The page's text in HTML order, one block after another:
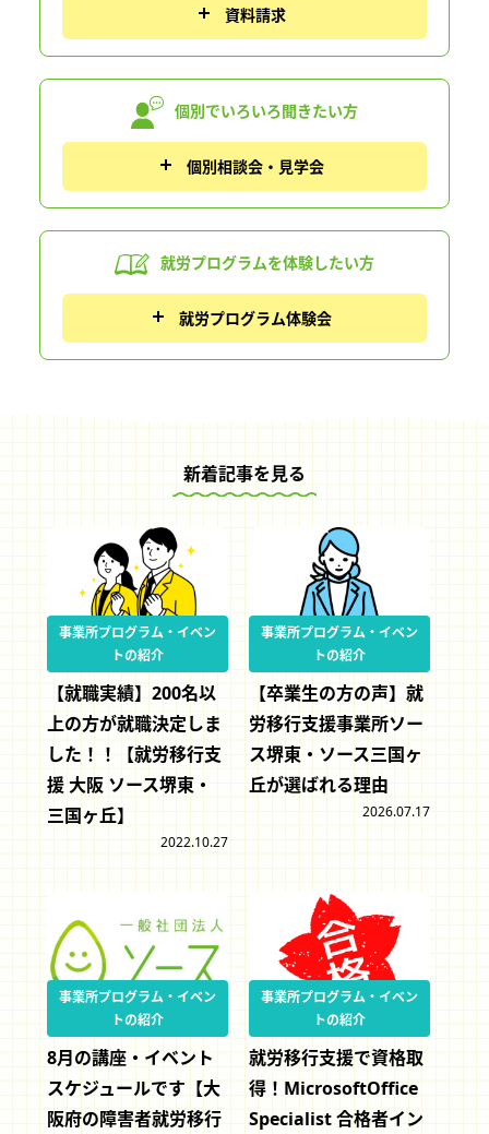
資料請求
個別でいろいろ聞きたい方
個別相談会・見学会
就労プログラムを体験したい方
就労プログラム体験会
新着記事を見る
事業所プログラム・イベン
トの紹介
【就職実績】200名以
上の方が就職決定しま
した！！【就労移行支
援 大阪 ソース堺東・
三国ヶ丘】
2022.10.27
事業所プログラム・イベン
トの紹介
【卒業生の方の声】就
労移行支援事業所ソー
ス堺東・ソース三国ヶ
丘が選ばれる理由
2026.07.17
事業所プログラム・イベン
トの紹介
8月の講座・イベント
スケジュールです【大
阪府の障害者就労移行
事業所プログラム・イベン
トの紹介
就労移行支援で資格取
得！MicrosoftOffice
Specialist 合格者イン